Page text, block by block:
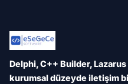
Delphi, C++ Builder,
kurumsal düzeyde iletişim